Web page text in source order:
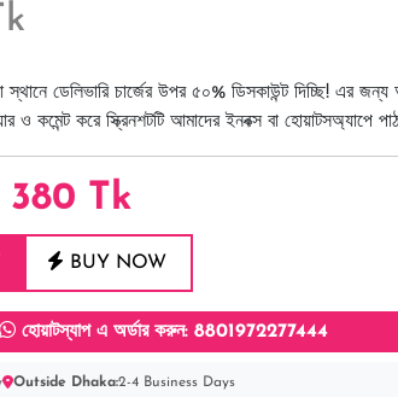
ডেলিভারি চার্জের উপর ৫০% ডিসকাউন্ট দিচ্ছি! এর জন্য
ও কমেন্ট করে স্ক্রিনশটটি আমাদের ইনবক্স বা হোয়াটসঅ্যাপে
380 Tk
BUY NOW
হোয়াটস্যাপ এ অর্ডার করুন: 8801972277444
Outside Dhaka:2-4 Business Days